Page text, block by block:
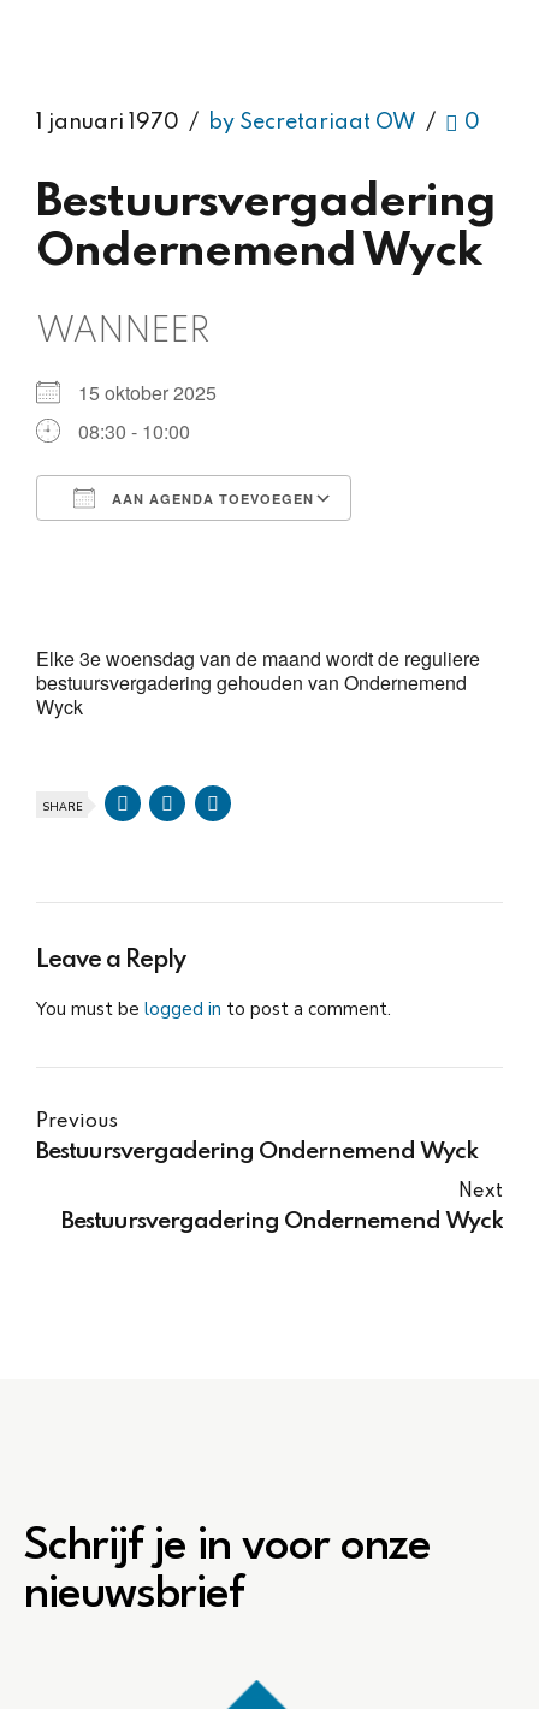
1 januari 1970 by Secretariaat OW 0
Bestuursvergadering
Ondernemend Wyck
WANNEER
15 oktober 2025
08:30 - 10:00
AAN AGENDA TOEVOEGEN
Elke 3e woensdag van de maand wordt de reguliere
bestuursvergadering gehouden van Ondernemend
Wyck
SHARE
Leave a Reply
You must be logged in to post a comment.
Previous
Bestuursvergadering Ondernemend Wyck
Next
Bestuursvergadering Ondernemend Wyck
Schrijf je in voor onze
nieuwsbrief